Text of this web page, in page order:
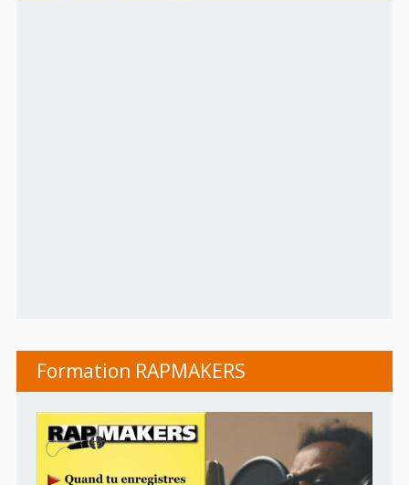
Formation RAPMAKERS